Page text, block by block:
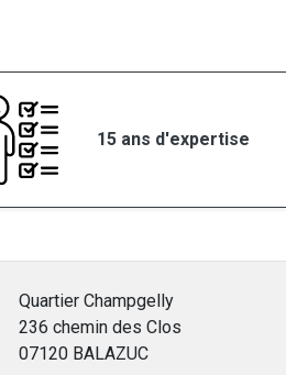
15 ans d'expertise
Quartier Champgelly
236 chemin des Clos
07120 BALAZUC